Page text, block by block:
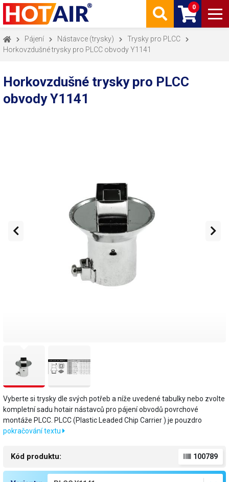
0
Pájení Nástavce (trysky)
Trysky pro PLCC
Horkovzdušné trysky pro PLCC obvody Y1141
Horkovzdušné trysky pro PLCC
obvody Y1141
Vyberte si trysky dle svých potřeb a níže uvedené tabulky nebo zvolte
kompletní sadu hotair nástavců pro pájení obvodů povrchové
montáže PLCC. PLCC (Plastic Leaded Chip Carrier ) je pouzdro
pokračování textu
Kód produktu: 100789